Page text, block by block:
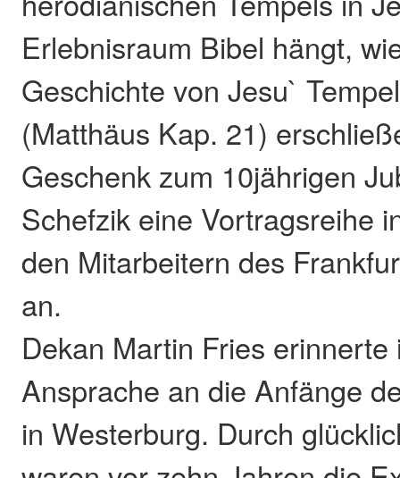
Erlebnisraum Bibel hängt,
Geschichte von Jesu`
(Matthäus Kap. 21)
Geschenk zum 10jährigen
Schefzik eine Vortragsreihe
den Mitarbeitern des
an.
Dekan Martin Fries erinnerte
Ansprache an die Anfänge
in Westerburg. Durch